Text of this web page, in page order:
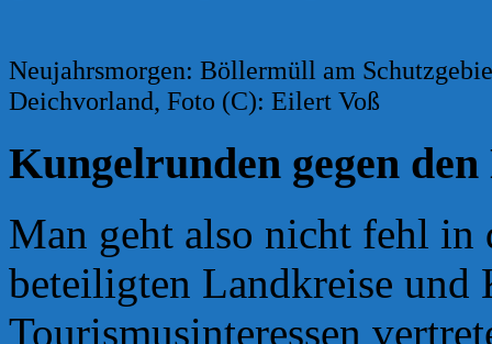
Neujahrsmorgen: Böllermüll am
Deichvorland, Foto (C): Eilert Voß
Kungelrunden gegen
Man geht also nicht fehl in
beteiligten Landkreise
Tourismusinteressen